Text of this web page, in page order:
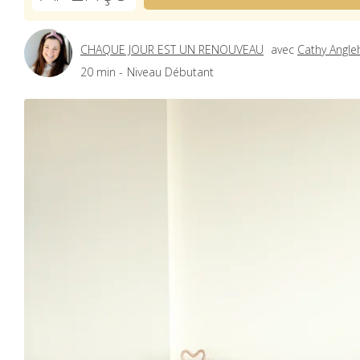
CHAQUE JOUR EST UN RENOUVEAU avec Cathy
20 min - Niveau Débutant